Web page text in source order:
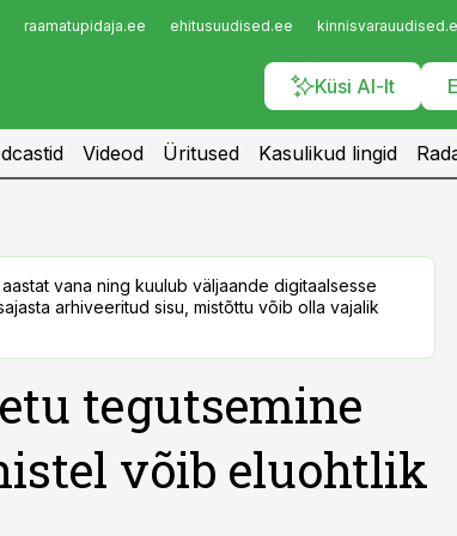
raamatupidaja.ee ehitusuudised.ee
Küsi AI-lt
Videod Üritused Kasulikud lingid
vana ning kuulub väljaande digitaalsesse
arhiveeritud sisu, mistõttu võib olla vajalik
tegutsemine
võib eluohtlik